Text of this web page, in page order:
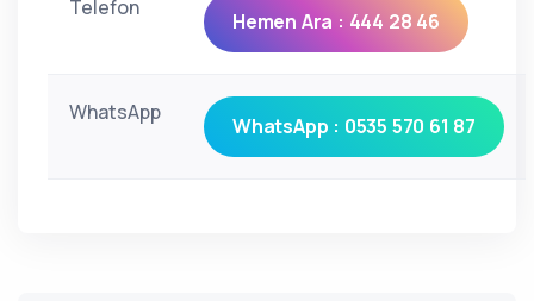
Telefon
Hemen Ara : 444 28 46
WhatsApp
WhatsApp : 0535 570 61 87